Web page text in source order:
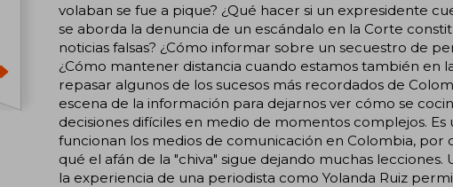
volaban se fue a pique? ¿Qué hacer si un expresidente
se aborda la denuncia de un escándalo en la Corte
noticias falsas? ¿Cómo informar sobre un secuestro de
¿Cómo mantener distancia cuando estamos también en
repasar algunos de los sucesos más recordados de
escena de la información para dejarnos ver cómo se
decisiones difíciles en medio de momentos complejos.
funcionan los medios de comunicación en Colombia,
qué el afán de la "chiva" sigue dejando muchas
la experiencia de una periodista como Yolanda Ruiz